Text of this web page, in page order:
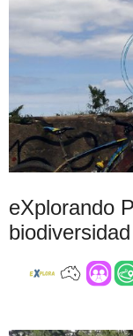
eXplorando
biodiversidad